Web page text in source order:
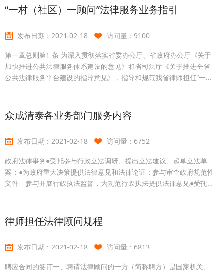
法局制定了律师在执业活动中“八个不准”： 一、不准私自收案、收
费; 二、不准泄露案件秘密和个人隐私; 三、不准向办
“一村（社区）一顾问”法律服务业务指引
发布日期： 2021-02-18 访问量： 9100
第一章总则第1 条 为深入贯彻落实省委办公厅、省政府办公厅《关于
加快推进公共法律服务体系建设的意见》和省司法厅《关于推进全省
公共法律服务平台建设的指导意见》，指导和规范我省律师担任“一村
众成清泰各业务部门服务内容
发布日期： 2021-02-18 访问量： 6752
政府法律事务●受托参与行政立法调研、提出立法建议、起草立法草
案；●为政府重大决策提供法律意见和法律论证；参与审查政府规范性
文件；参与开展行政执法监督，为规范行政执法提供法律意见●受托参
谈判、引资策略拟定、合同签署●协助审查政府重大经济项目以及重要
法律文件●向政府提供国家法律信息，提供日常行政管理事项法律咨
律师担任法律顾问规程
发布日期： 2021-02-18 访问量： 6813
聘应合同的签订一、聘请法律顾问的一方（简称聘方）是国家机关、